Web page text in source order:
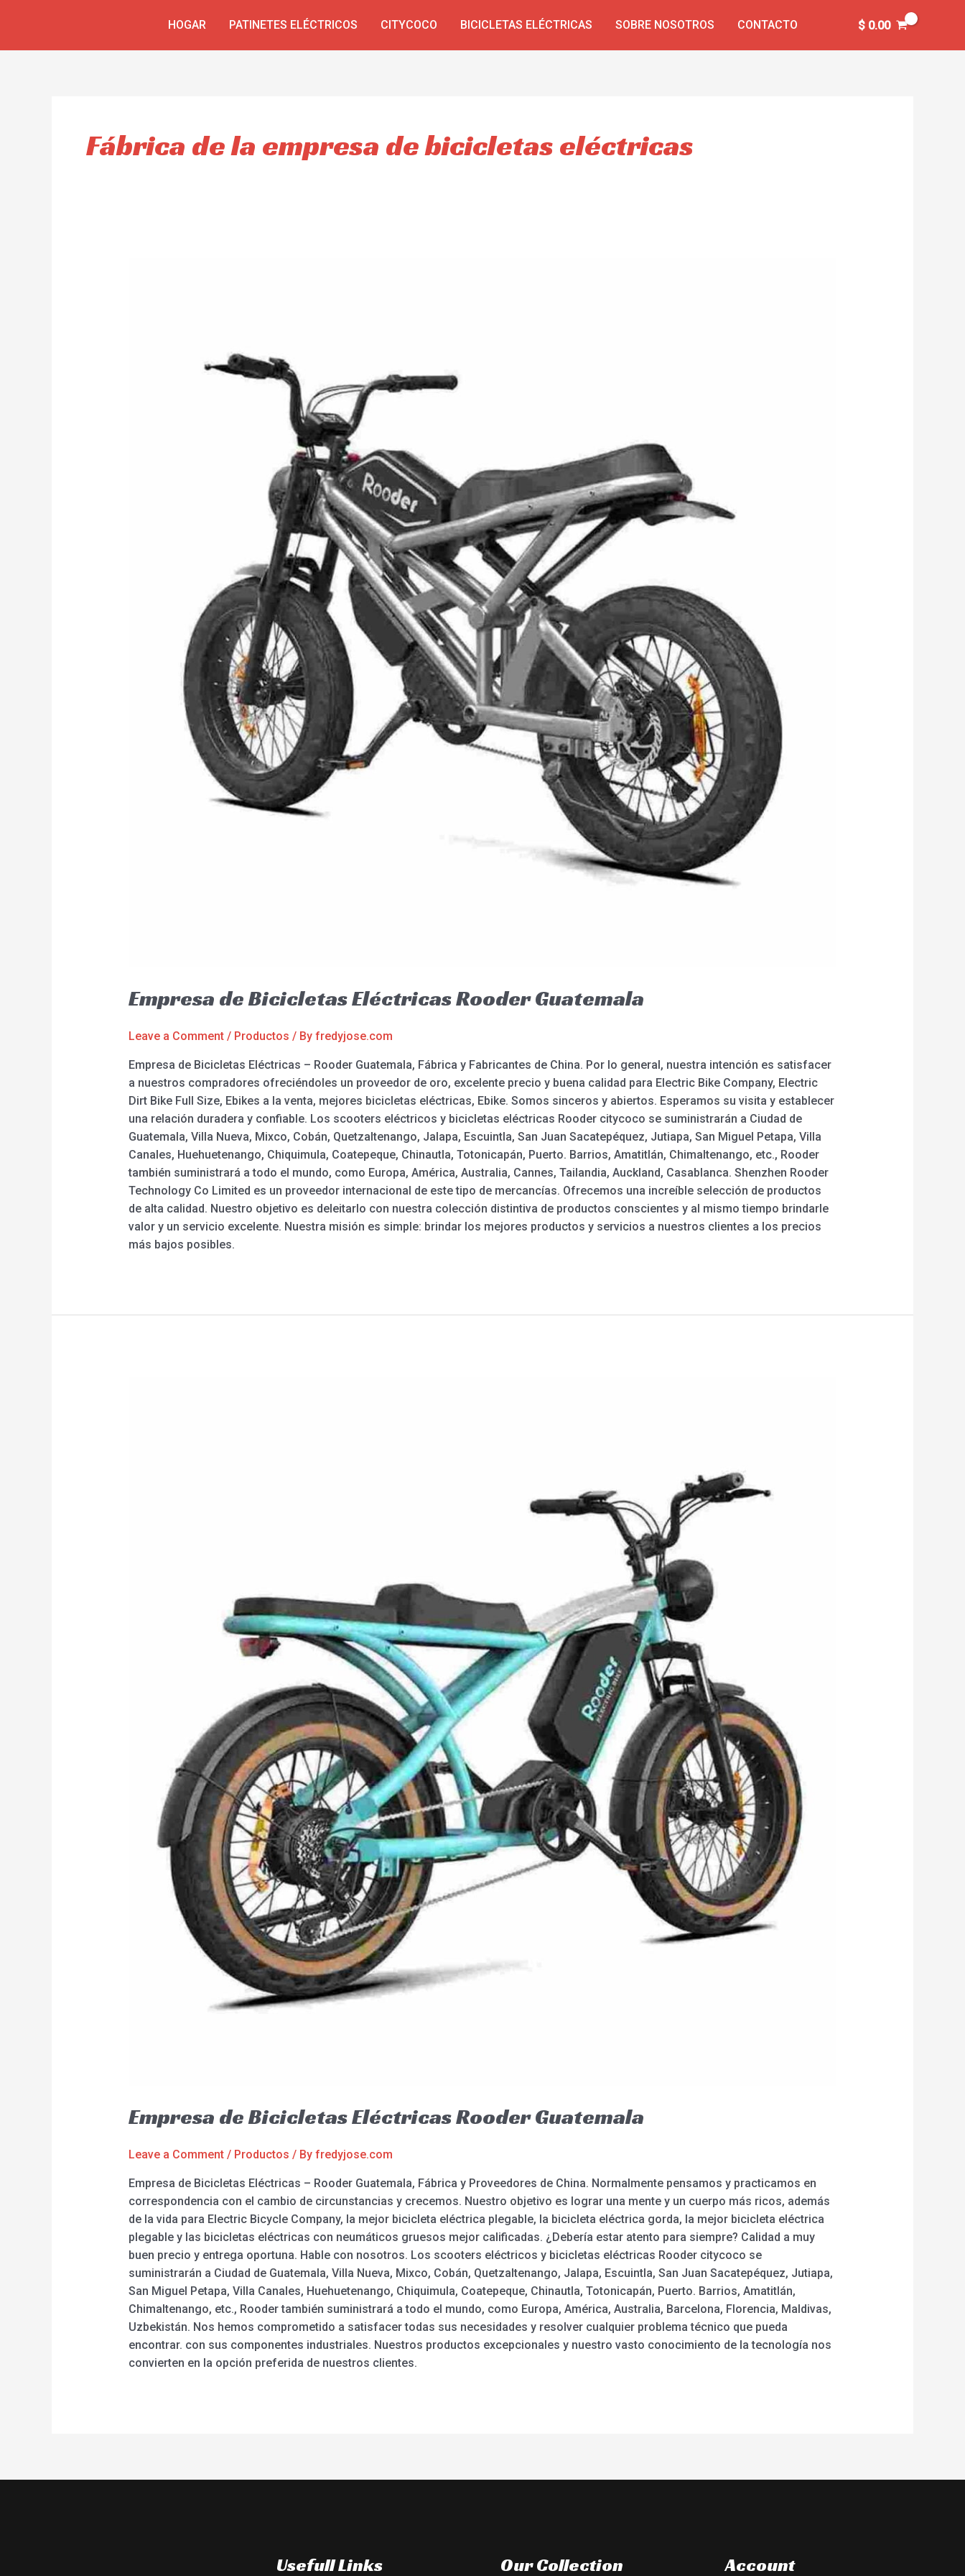
HOGAR PATINETES ELÉCTRICOS CITYCOCO BICICLETAS ELÉCTRICAS SOBRE NOSOTROS CONTACTO $0.00
Fábrica de la empresa de bicicletas eléctricas
Empresa de Bicicletas Eléctricas Rooder Guatemala
Leave a Comment / Productos / By fredyjose.com
Empresa de Bicicletas Eléctricas – Rooder Guatemala, Fábrica y Fabricantes de China. Por lo general, nuestra intención es satisfacer
a nuestros compradores ofreciéndoles un proveedor de oro, excelente precio y buena calidad para Electric Bike Company, Electric
Dirt Bike Full Size, Ebikes a la venta, mejores bicicletas eléctricas, Ebike. Somos sinceros y abiertos. Esperamos su visita y establecer
una relación duradera y confiable. Los scooters eléctricos y bicicletas eléctricas Rooder citycoco se suministrarán a Ciudad de
Guatemala, Villa Nueva, Mixco, Cobán, Quetzaltenango, Jalapa, Escuintla, San Juan Sacatepéquez, Jutiapa, San Miguel Petapa, Villa
Canales, Huehuetenango, Chiquimula, Coatepeque, Chinautla, Totonicapán, Puerto. Barrios, Amatitlán, Chimaltenango, etc., Rooder
también suministrará a todo el mundo, como Europa, América, Australia, Cannes, Tailandia, Auckland, Casablanca. Shenzhen Rooder
Technology Co Limited es un proveedor internacional de este tipo de mercancías. Ofrecemos una increíble selección de productos
de alta calidad. Nuestro objetivo es deleitarlo con nuestra colección distintiva de productos conscientes y al mismo tiempo brindarle
valor y un servicio excelente. Nuestra misión es simple: brindar los mejores productos y servicios a nuestros clientes a los precios
más bajos posibles.
Empresa de Bicicletas Eléctricas Rooder Guatemala
Leave a Comment / Productos / By fredyjose.com
Empresa de Bicicletas Eléctricas – Rooder Guatemala, Fábrica y Proveedores de China. Normalmente pensamos y practicamos en
correspondencia con el cambio de circunstancias y crecemos. Nuestro objetivo es lograr una mente y un cuerpo más ricos, además
de la vida para Electric Bicycle Company, la mejor bicicleta eléctrica plegable, la bicicleta eléctrica gorda, la mejor bicicleta eléctrica
plegable y las bicicletas eléctricas con neumáticos gruesos mejor calificadas. ¿Debería estar atento para siempre? Calidad a muy
buen precio y entrega oportuna. Hable con nosotros. Los scooters eléctricos y bicicletas eléctricas Rooder citycoco se
suministrarán a Ciudad de Guatemala, Villa Nueva, Mixco, Cobán, Quetzaltenango, Jalapa, Escuintla, San Juan Sacatepéquez, Jutiapa,
San Miguel Petapa, Villa Canales, Huehuetenango, Chiquimula, Coatepeque, Chinautla, Totonicapán, Puerto. Barrios, Amatitlán,
Chimaltenango, etc., Rooder también suministrará a todo el mundo, como Europa, América, Australia, Barcelona, Florencia, Maldivas,
Uzbekistán. Nos hemos comprometido a satisfacer todas sus necesidades y resolver cualquier problema técnico que pueda
encontrar. con sus componentes industriales. Nuestros productos excepcionales y nuestro vasto conocimiento de la tecnología nos
convierten en la opción preferida de nuestros clientes.
Usefull Links Our Collection Account